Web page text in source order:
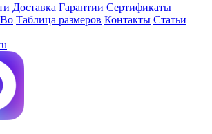
Доставка Гарантии Сертификаты
Таблица размеров Контакты Статьи